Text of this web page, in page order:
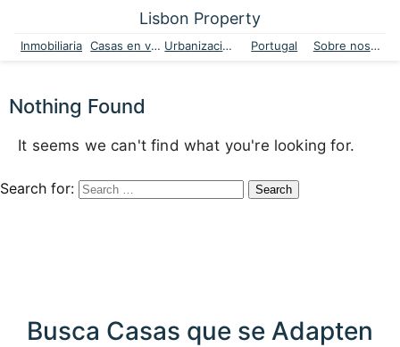
Lisbon Property
Inmobiliaria Casas en venta Urbanizaciones Portugal Sobre nosotros
Nothing Found
It seems we can't find what you're looking for.
Search for:
Busca Casas que se Adapten